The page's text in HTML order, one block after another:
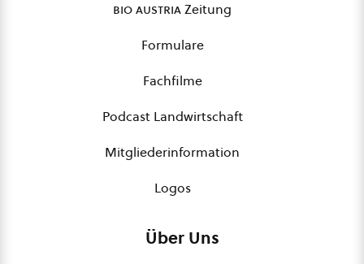
bio austriaZeitung
Formulare
Fachfilme
Podcast Landwirtschaft
Mitgliederinformation
Logos
Über Uns